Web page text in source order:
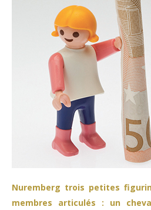
Nuremberg trois petites
membres articulés : un